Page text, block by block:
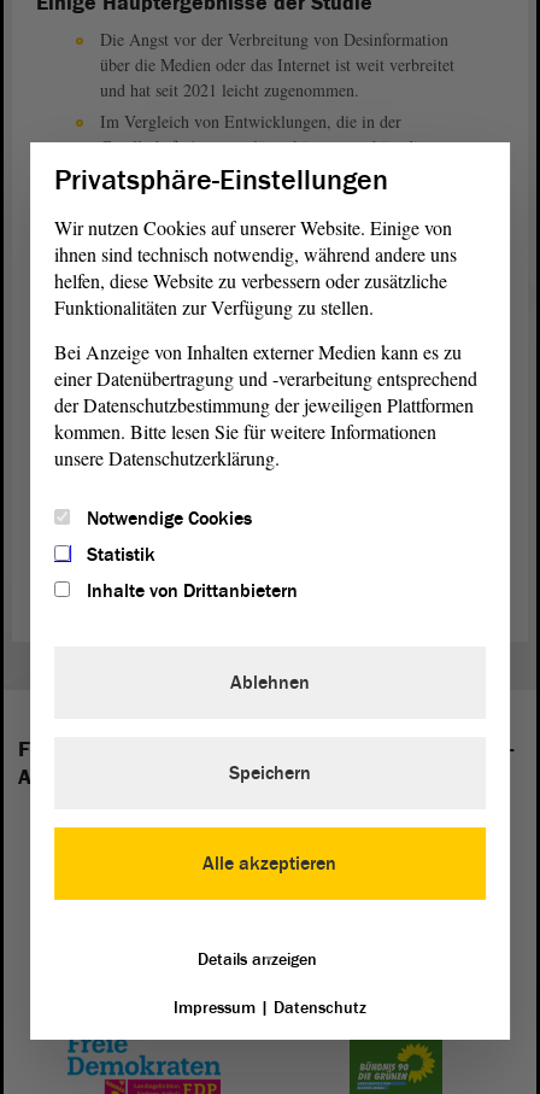
Die Angst vor der Verbreitung von Desinformation
über die Medien oder das Internet ist weit verbreitet
und hat seit 2021 leicht zugenommen.
Im Vergleich von Entwicklungen, die in der
Gesellschaft Angst auslösen könnten, gehört die
Angst vor Desinformation zu den bedeutenderen.
Medien und hält ihre politischen Nachrichten für
glaubwürdig. Allerdings ist die wahrgenommene
Glaubwürdigkeit seit 2019/2020 leicht gesunken,
insbesondere in Ostdeutschland.
entsteht aus zwei gegensätzlichen Richtungen. Ein
Großteil vertraut den öffentlich-rechtlichen Medien
und sieht eine Bedrohung in der Verbreitung
widersprechender Falschinformationen. Ein kleinerer
Teil misstraut den öffentlich-rechtlichen Medien und
Lesen Sie die gesamte Studie als PDF hier:
Nachrichten kann man noch trauen?“
Folgende Fraktionen sind im Landtag von Sachsen-
Anhalt vertreten:
Privatsphäre-Einstellungen
Wir nutzen Cookies auf unserer Website. Einige von
ihnen sind technisch notwendig, während andere uns
helfen, diese Website zu verbessern oder zusätzliche
Funktionalitäten zur Verfügung zu stellen.
Bei Anzeige von Inhalten externer Medien kann es zu
einer Datenübertragung und -verarbeitung entsprechend
der Datenschutzbestimmung der jeweiligen Plattformen
kommen. Bitte lesen Sie für weitere Informationen
unsere Datenschutzerklärung.
Notwendige Cookies
Statistik
Inhalte von Drittanbietern
Alle akzeptieren
Ablehnen
Speichern
Details anzeigen
Impressum| Datenschutz